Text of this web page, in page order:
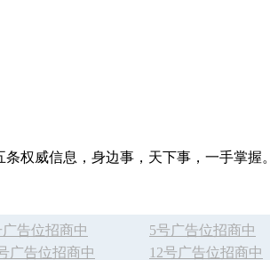
权威信息，身边事，天下事，一手掌握。
广告位招商中 5号广告位招商中
广告位招商中 12号广告位招商中